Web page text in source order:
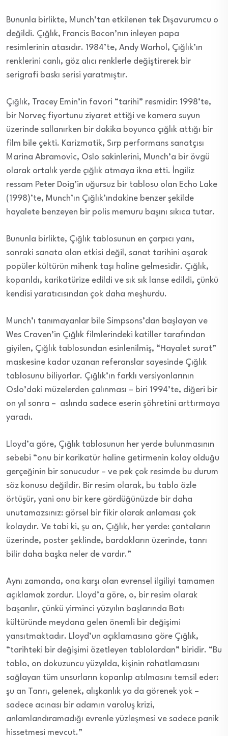
Bununla birlikte, Munch’tan etkilenen tek Dışavurumcu o
değildi. Çığlık, Francis Bacon’nın inleyen papa
resimlerinin atasıdır. 1984’te, Andy Warhol, Çığlık’ın
renklerini canlı, göz alıcı renklerle değiştirerek bir
serigrafi baskı serisi yaratmıştır.
Çığlık, Tracey Emin’in favori “tarihi” resmidir: 1998’te,
bir Norveç fiyortunu ziyaret ettiği ve kamera suyun
üzerinde sallanırken bir dakika boyunca çığlık attığı bir
film bile çekti. Karizmatik, Sırp performans sanatçısı
Marina Abramovic, Oslo sakinlerini, Munch’a bir övgü
olarak ortalık yerde çığlık atmaya ikna etti. İngiliz
ressam Peter Doig’in uğursuz bir tablosu olan Echo Lake
(1998)’te, Munch’ın Çığlık’ındakine benzer şekilde
hayalete benzeyen bir polis memuru başını sıkıca tutar.
Bununla birlikte, Çığlık tablosunun en çarpıcı yanı,
sonraki sanata olan etkisi değil, sanat tarihini aşarak
popüler kültürün mihenk taşı haline gelmesidir. Çığlık,
koparıldı, karikatürize edildi ve sık sık lanse edildi, çünkü
kendisi yaratıcısından çok daha meşhurdu.
Munch’ı tanımayanlar bile Simpsons’dan başlayan ve
Wes Craven’in Çığlık filmlerindeki katiller tarafından
giyilen, Çığlık tablosundan esinlenilmiş, “Hayalet surat”
maskesine kadar uzanan referanslar sayesinde Çığlık
tablosunu biliyorlar. Çığlık’ın farklı versiyonlarının
Oslo’daki müzelerden çalınması – biri 1994’te, diğeri bir
on yıl sonra – aslında sadece eserin şöhretini arttırmaya
yaradı.
Lloyd’a göre, Çığlık tablosunun her yerde bulunmasının
sebebi “onu bir karikatür haline getirmenin kolay olduğu
gerçeğinin bir sonucudur – ve pek çok resimde bu durum
söz konusu değildir. Bir resim olarak, bu tablo özle
örtüşür, yani onu bir kere gördüğünüzde bir daha
unutamazsınız: görsel bir fikir olarak anlaması çok
kolaydır. Ve tabi ki, şu an, Çığlık, her yerde: çantaların
üzerinde, poster şeklinde, bardakların üzerinde, tanrı
bilir daha başka neler de vardır.”
Aynı zamanda, ona karşı olan evrensel ilgiliyi tamamen
açıklamak zordur. Lloyd’a göre, o, bir resim olarak
başarılır, çünkü yirminci yüzyılın başlarında Batı
kültüründe meydana gelen önemli bir değişimi
yansıtmaktadır. Lloyd’un açıklamasına göre Çığlık,
“tarihteki bir değişimi özetleyen tablolardan” biridir. “Bu
tablo, on dokuzuncu yüzyılda, kişinin rahatlamasını
sağlayan tüm unsurların koparılıp atılmasını temsil eder:
şu an Tanrı, gelenek, alışkanlık ya da görenek yok –
sadece acınası bir adamın varoluş krizi,
anlamlandıramadığı evrenle yüzleşmesi ve sadece panik
hissetmesi mevcut.”